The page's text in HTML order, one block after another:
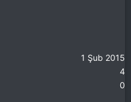
1 Şub 2015
4
0